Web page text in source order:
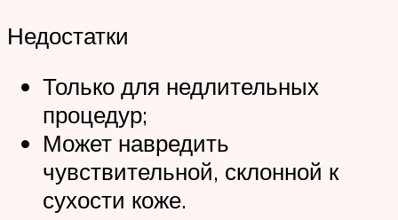
Недостатки
Только для недлительных
процедур;
Может навредить
чувствительной, склонной к
сухости коже.